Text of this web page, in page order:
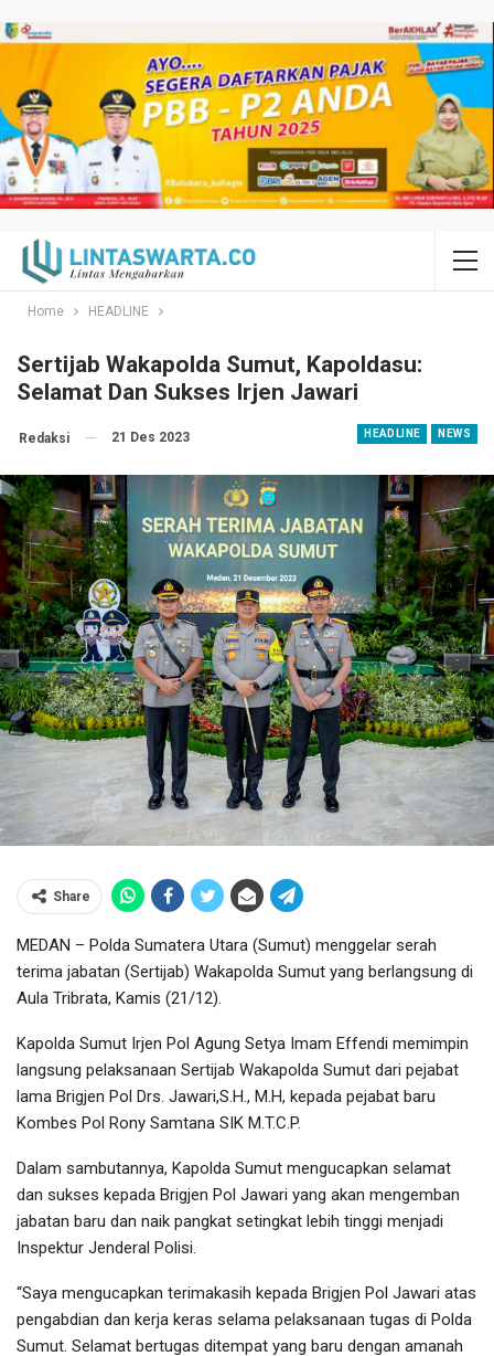
Home HEADLINE
Sertijab Wakapolda Sumut, Kapoldasu:
Selamat Dan Sukses Irjen Jawari
HEADLINE NEWS
Redaksi 21 Des 2023
Share
MEDAN – Polda Sumatera Utara (Sumut) menggelar serah
terima jabatan (Sertijab) Wakapolda Sumut yang berlangsung di
Aula Tribrata, Kamis (21/12).
Kapolda Sumut Irjen Pol Agung Setya Imam Effendi memimpin
langsung pelaksanaan Sertijab Wakapolda Sumut dari pejabat
lama Brigjen Pol Drs. Jawari,S.H., M.H, kepada pejabat baru
Kombes Pol Rony Samtana SIK M.T.C.P.
Dalam sambutannya, Kapolda Sumut mengucapkan selamat
dan sukses kepada Brigjen Pol Jawari yang akan mengemban
jabatan baru dan naik pangkat setingkat lebih tinggi menjadi
Inspektur Jenderal Polisi.
“Saya mengucapkan terimakasih kepada Brigjen Pol Jawari atas
pengabdian dan kerja keras selama pelaksanaan tugas di Polda
Sumut. Selamat bertugas ditempat yang baru dengan amanah